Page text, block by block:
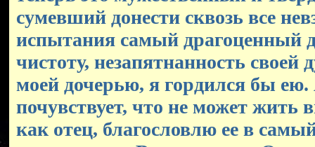
сумевший донести сквозь все
испытания самый драгоценный
чистоту, незапятнанность своей
моей дочерью, я гордился бы ею.
почувствует, что не может жить
как отец, благословлю ее в